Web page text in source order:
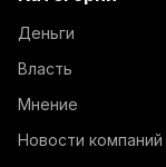
Деньги
Власть
Мнение
Новости компаний